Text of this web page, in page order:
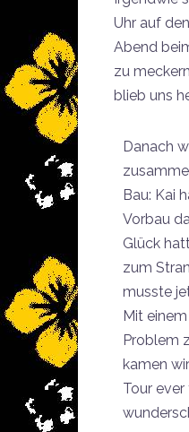
Uhr auf
Abend
zu
blieb uns
Danach
Bau: Kai
Vorbau
Glück
zum
musste
Mit
Problem
kamen
Tour